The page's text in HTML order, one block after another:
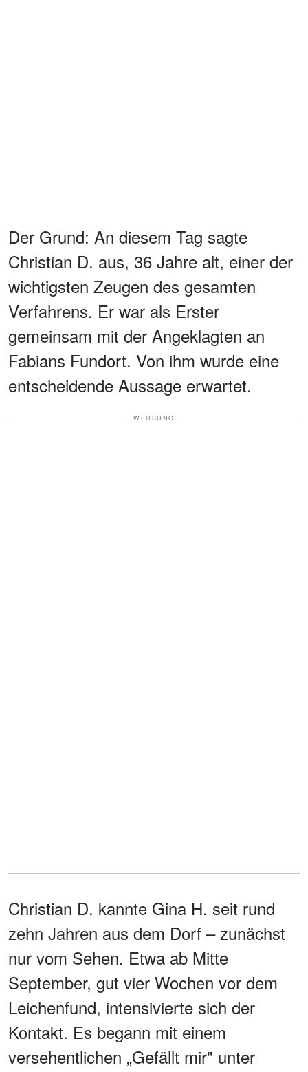
Der Grund: An diesem Tag sagte
Christian D. aus, 36 Jahre alt, einer der
wichtigsten Zeugen des gesamten
Verfahrens. Er war als Erster
gemeinsam mit der Angeklagten an
Fabians Fundort. Von ihm wurde eine
entscheidende Aussage erwartet.
WERBUNG
Christian D. kannte Gina H. seit rund
zehn Jahren aus dem Dorf – zunächst
nur vom Sehen. Etwa ab Mitte
September, gut vier Wochen vor dem
Leichenfund, intensivierte sich der
Kontakt. Es begann mit einem
versehentlichen „Gefällt mir" unter